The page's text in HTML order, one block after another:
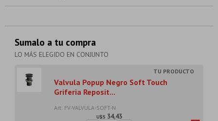
Sumalo a tu compra
LO MÁS ELEGIDO EN CONJUNTO
Valvula Popup Negro Soft Touch
Griferia Reposit...
Art: FV-VALVULA-SOFT-N
U$S 34,43